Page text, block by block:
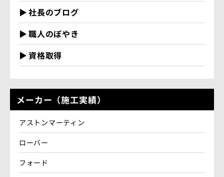
社長のブログ
職人のぼやき
資格取得
メーカー（施工実績）
アストンマーティン
ローバー
フォード